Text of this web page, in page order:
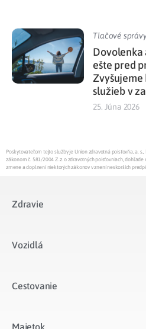
Tlačové
Dovolenka
ešte pred
Zvyšujeme
služieb v
25. Júna 2026
Poskytovateľom tejto služby je Union zdravotná poisťovňa, a.
zákonom č. 581/2004 Z.z. o zdravotných poisťovniach,
zmene a doplnení niektorých zákonov v znení neskorších
Zdravie
Vozidlá​
Cestovanie
Majetok​